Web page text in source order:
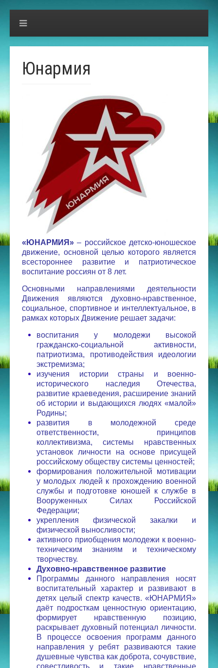
Юнармия
«ЮНАРМИЯ» – российское детско-юношеское
движение, основной целью которого является
всестороннее развитие и патриотическое
воспитание россиян от 8 лет.
Основными направлениями деятельности
Движения являются духовно-нравственное,
социальное, спортивное и интеллектуальное, в
рамках которых Движение решает задачи:
воспитания у молодежи высокой
гражданско-социальной активности,
патриотизма, противодействия идеологии
экстремизма;
изучения истории страны и военно-
исторического наследия Отечества,
развитие краеведения, расширение знаний
об истории и выдающихся людях «малой»
Родины;
развития в молодежной среде
ответственности, принципов
коллективизма, системы нравственных
установок личности на основе присущей
российскому обществу системы ценностей;
формирования положительной мотивации
у молодых людей к прохождению военной
службы и подготовке юношей к службе в
Вооруженных Силах Российской
Федерации;
укрепления физической закалки и
физической выносливости;
активного приобщения молодежи к военно-
техническим знаниям и техническому
творчеству.
Духовно-нравственное развитие
Программы данного направления носят
воспитательный характер и развивают в
детях целый спектр качеств. «ЮНАРМИЯ»
даёт подросткам ценностную ориентацию,
формирует нравственную позицию,
раскрывает духовный потенциал личности.
В процессе освоения программ данного
направления у ребят развиваются такие
душевные чувства как доброта, сочувствие,
совестливость и такие нравственные